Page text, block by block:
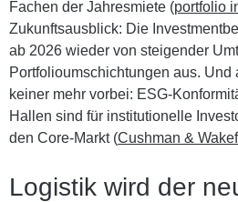
Fachen der Jahresmiete (portfolio
Zukunftsausblick: Die
ab 2026 wieder von steigender
Portfolioumschichtungen aus. Und
keiner mehr vorbei: ESG-
Hallen sind für institutionelle
den Core-Markt (Cushman &
Logistik wird der